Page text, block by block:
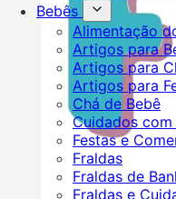
Bebês
Alimentação
Artigos para
Artigos para
Artigos para
Chá de Bebê
Cuidados com
Festas e
Fraldas
Fraldas de
Fraldas e